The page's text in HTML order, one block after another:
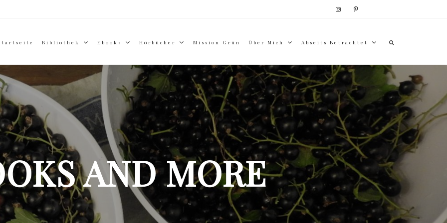
Bibliothek Ebooks Hörbücher Mission Grün Über Mich Abseits Betrachtet
AND MORE